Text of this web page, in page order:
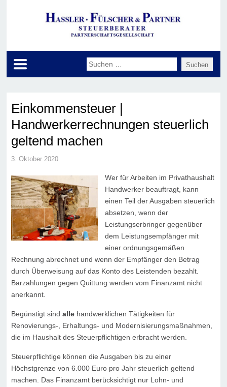
Einkommensteuer |
Handwerkerrechnungen steuerlich
geltend machen
3. Oktober 2020
Wer für Arbeiten im Privathaushalt
Handwerker beauftragt, kann
einen Teil der Ausgaben steuerlich
absetzen, wenn der
Leistungserbringer gegenüber
dem Leistungsempfänger mit
einer ordnungsgemäßen
Rechnung abrechnet und wenn der Empfänger den Betrag
durch Überweisung auf das Konto des Leistenden bezahlt.
Barzahlungen gegen Quittung werden vom Finanzamt nicht
anerkannt.
Begünstigt sind allehandwerklichen Tätigkeiten für
Renovierungs-, Erhaltungs- und Modernisierungsmaßnahmen,
die im Haushalt des Steuerpflichtigen erbracht werden.
Steuerpflichtige können die Ausgaben bis zu einer
Höchstgrenze von 6.000 Euro pro Jahr steuerlich geltend
machen. Das Finanzamt berücksichtigt nur Lohn- und